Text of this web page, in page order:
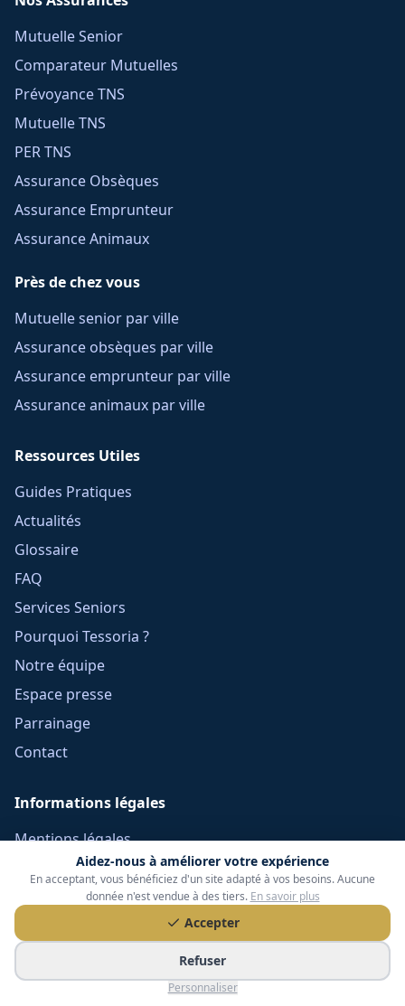
Aidez-nous à améliorer votre expérience
En acceptant, vous bénéficiez d'un site adapté à vos besoins. Aucune
donnée n'est vendue à des tiers. En savoir plus
Accepter
Refuser
Personnaliser
Mutuelle Senior
Comparateur Mutuelles
Prévoyance TNS
Mutuelle TNS
PER TNS
Assurance Obsèques
Assurance Emprunteur
Assurance Animaux
Près de chez vous
Mutuelle senior par ville
Assurance obsèques par ville
Assurance emprunteur par ville
Assurance animaux par ville
Ressources Utiles
Guides Pratiques
Actualités
Glossaire
FAQ
Services Seniors
Pourquoi Tessoria ?
Notre équipe
Espace presse
Parrainage
Contact
Informations légales
Mentions légales
Confidentialité
Réclamations
CGV Frais Courtage